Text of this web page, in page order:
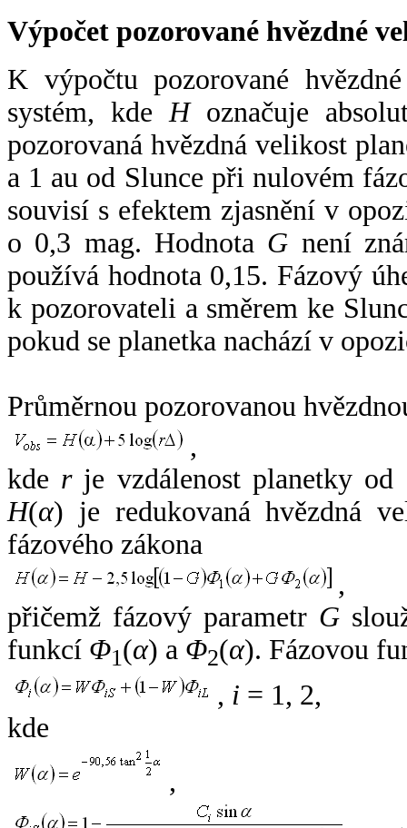
Výpočet pozorované hvězdné
K výpočtu pozorované
systém, kde Hoznačuje
pozorovaná hvězdná velikost
a 1 au od Slunce při nulovém
souvisí s efektem zjasnění v
o 0,3 mag. Hodnota G není
používá hodnota 0,15. Fázový
k pozorovateli a směrem ke
pokud se planetka nachází v
Průměrnou pozorovanou
,
kde rje vzdálenost planetky od
H(α) je redukovaná hvězdná
fázového zákona
,
přičemž fázový parametr G
funkcí Φ1(α) a Φ2(α). Fázovou
, i = 1, 2,
kde
,